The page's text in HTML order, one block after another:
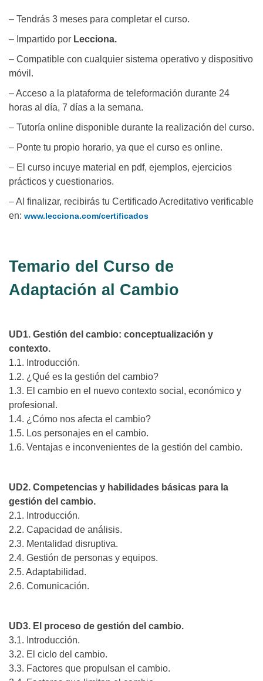
– Tendrás 3 meses para completar el curso.
– Impartido por Lecciona.
– Compatible con cualquier sistema operativo y dispositivo
móvil.
– Acceso a la plataforma de teleformación durante 24
horas al día, 7 días a la semana.
– Tutoría online disponible durante la realización del curso.
– Ponte tu propio horario, ya que el curso es online.
– El curso incuye material en pdf, ejemplos, ejercicios
prácticos y cuestionarios.
– Al finalizar, recibirás tu Certificado Acreditativo verificable
en: www.lecciona.com/certificados
Temario del Curso de
Adaptación al Cambio
UD1. Gestión del cambio: conceptualización y
contexto.
1.1. Introducción.
1.2. ¿Qué es la gestión del cambio?
1.3. El cambio en el nuevo contexto social, económico y
profesional.
1.4. ¿Cómo nos afecta el cambio?
1.5. Los personajes en el cambio.
1.6. Ventajas e inconvenientes de la gestión del cambio.
UD2. Competencias y habilidades básicas para la
gestión del cambio.
2.1. Introducción.
2.2. Capacidad de análisis.
2.3. Mentalidad disruptiva.
2.4. Gestión de personas y equipos.
2.5. Adaptabilidad.
2.6. Comunicación.
UD3. El proceso de gestión del cambio.
3.1. Introducción.
3.2. El ciclo del cambio.
3.3. Factores que propulsan el cambio.